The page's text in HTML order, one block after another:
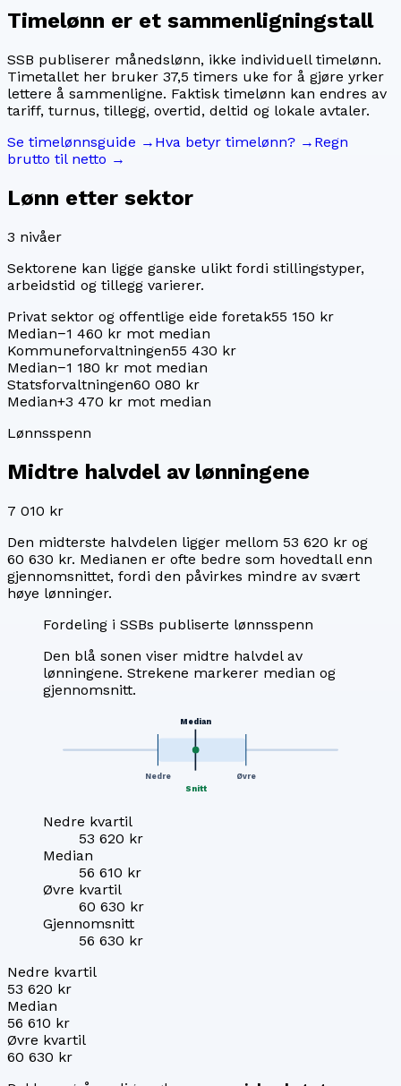
Timelønn er et sammenligningstall
SSB publiserer månedslønn, ikke individuell timelønn.
Timetallet her bruker 37,5 timers uke for å gjøre yrker
lettere å sammenligne. Faktisk timelønn kan endres av
tariff, turnus, tillegg, overtid, deltid og lokale avtaler.
Se timelønnsguide → Hva betyr timelønn? → Regn
brutto til netto →
Lønn etter sektor
3 nivåer
Sektorene kan ligge ganske ulikt fordi stillingstyper,
arbeidstid og tillegg varierer.
Privat sektor og offentlige eide foretak55 150 kr
Median−1 460 kr mot median
Kommuneforvaltningen55 430 kr
Median−1 180 kr mot median
Statsforvaltningen60 080 kr
Median+3 470 kr mot median
Lønnsspenn
Midtre halvdel av lønningene
7 010 kr
Den midterste halvdelen ligger mellom 53 620 kr og
60 630 kr. Medianen er ofte bedre som hovedtall enn
gjennomsnittet, fordi den påvirkes mindre av svært
høye lønninger.
Fordeling i SSBs publiserte lønnsspenn
Den blå sonen viser midtre halvdel av
lønningene. Strekene markerer median og
gjennomsnitt.
Nedre
Median
Øvre
Snitt
Nedre kvartil
53 620 kr
Median
56 610 kr
Øvre kvartil
60 630 kr
Gjennomsnitt
56 630 kr
Nedre kvartil
53 620 kr
Median
56 610 kr
Øvre kvartil
60 630 kr